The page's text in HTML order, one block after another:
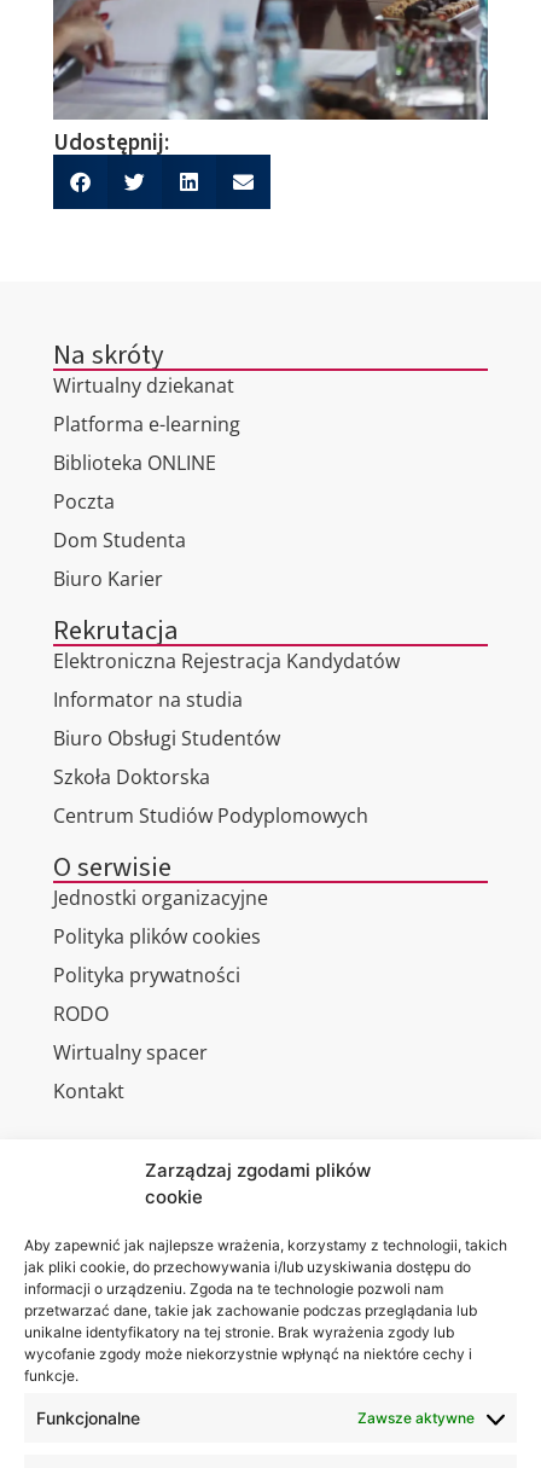
Zarządzaj zgodami plików
cookie
Aby zapewnić jak najlepsze wrażenia, korzystamy z technologii, takich
jak pliki cookie, do przechowywania i/lub uzyskiwania dostępu do
informacji o urządzeniu. Zgoda na te technologie pozwoli nam
przetwarzać dane, takie jak zachowanie podczas przeglądania lub
unikalne identyfikatory na tej stronie. Brak wyrażenia zgody lub
wycofanie zgody może niekorzystnie wpłynąć na niektóre cechy i
funkcje.
Funkcjonalne Zawsze aktywne
Udostępnij:
Na skróty
Wirtualny dziekanat
Platforma e-learning
Biblioteka ONLINE
Poczta
Dom Studenta
Biuro Karier
Rekrutacja
Elektroniczna Rejestracja Kandydatów
Informator na studia
Biuro Obsługi Studentów
Szkoła Doktorska
Centrum Studiów Podyplomowych
O serwisie
Jednostki organizacyjne
Polityka plików cookies
Polityka prywatności
RODO
Wirtualny spacer
Kontakt
Akademia
WSEI
ul.
Projektowa
4